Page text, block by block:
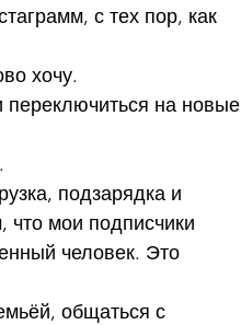
с тех пор, как
хочу.
на новые
подзарядка и
что мои подписчики
человек. Это
общаться с